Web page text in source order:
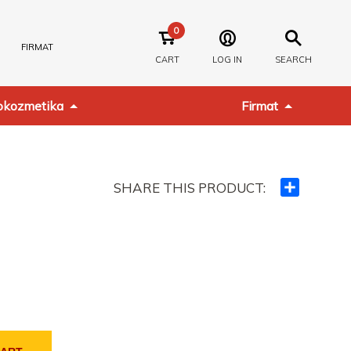
FIRMAT
CART
0
LOG IN SEARCH
Firmat
SHARE THIS PRODUCT: